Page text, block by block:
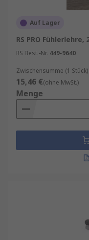
Auf Lager
RS PRO
RS Best.-Nr. 449-9640
Zwischensumme (1 Stück)
15,46 €(ohne MwSt.)
Menge